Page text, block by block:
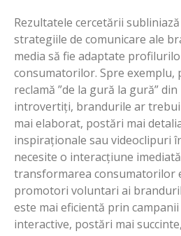
Rezultatele cercetării
strategiile de comunicare ale
media să fie adaptate
consumatorilor. Spre exemplu,
reclamă ”de la gură la gură”
introvertiți, brandurile ar
mai elaborat, postări mai
inspiraționale sau videoclipuri
necesite o interacțiune
transformarea consumatorilor
promotori voluntari ai
este mai eficientă prin
interactive, postări mai